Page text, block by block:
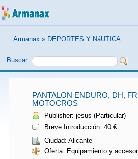
Armanax » DEPORTES Y NáUTICA
Buscar:
PANTALON ENDURO, DH,
MOTOCROS
Publisher: jesus (Particular)
Breve Introducción: 40 €
Ciudad: Alicante
Oferta: Equipamiento y